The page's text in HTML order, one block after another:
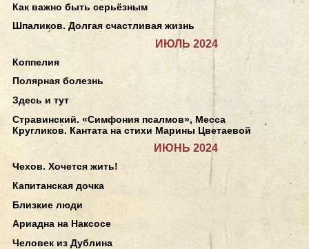
Как важно быть серьёзным
Шпаликов. Долгая счастливая жизнь
ИЮЛЬ 2024
Коппелия
Полярная болезнь
Здесь и тут
Стравинский. «Симфония псалмов», Месса
Кругликов. Кантата на стихи Марины Цветаевой
ИЮНЬ 2024
Чехов. Хочется жить!
Капитанская дочка
Близкие люди
Ариадна на Наксосе
Человек из Дублина